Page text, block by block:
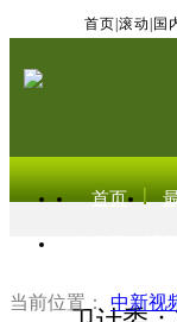
首页 滚动 国
首页
当前位置： 中新视